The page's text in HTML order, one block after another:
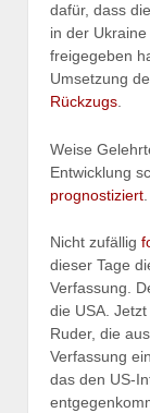
dafür, dass
in der
freigegeben
Umsetzung
Rückzugs.
Weise
Entwicklung
prognostiziert
Nicht zufällig
dieser Tage
Verfassung.
die USA.
Ruder, die
Verfassung
das den US-